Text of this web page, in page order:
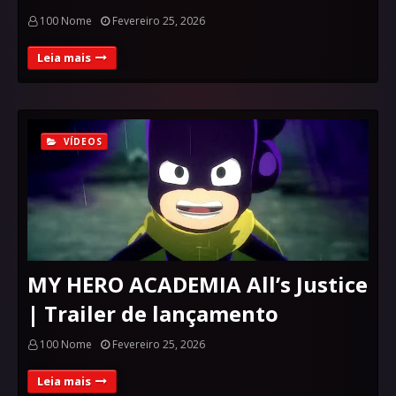
100 Nome Fevereiro 25, 2026
Leia mais
VÍDEOS
MY HERO ACADEMIA All’s Justice
| Trailer de lançamento
100 Nome Fevereiro 25, 2026
Leia mais